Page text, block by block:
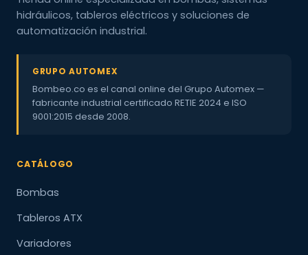
hidráulicos, tableros eléctricos y soluciones de
automatización industrial.
GRUPO AUTOMEX
Bombeo.co es el canal online del Grupo Automex —
fabricante industrial certificado RETIE 2024 e ISO
9001:2015 desde 2008.
CATÁLOGO
Bombas
Tableros ATX
Variadores